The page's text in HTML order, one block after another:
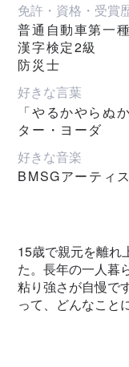
免許・資格・受賞
普通自動車第一
漢字検定2級
防災士
好きな言葉
「やるかやらぬ
ター・ヨーダ
好きな音楽
BMSGアーティ
15歳で親元を離れ
た。長年の一人暮
粘り強さが自慢で
って、どんなこと